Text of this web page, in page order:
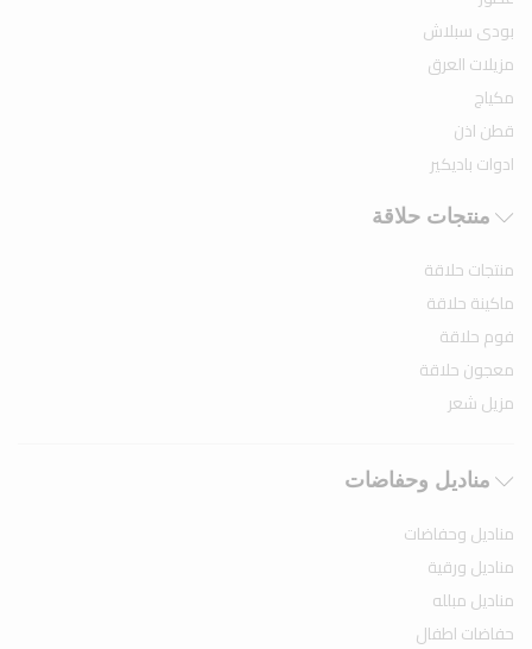
بودى سبلاش
مزيلات العرق
مكياج
قطن اذن
ادوات باديكير
منتجات حلاقة
منتجات حلاقة
ماكينة حلاقة
فوم حلاقة
معجون حلاقة
مزيل شعر
مناديل وحفاضات
مناديل وحفاضات
مناديل ورقية
مناديل مبلله
حفاضات اطفال